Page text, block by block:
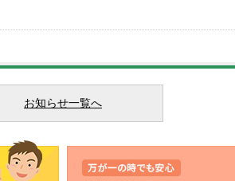
お知らせ一覧へ